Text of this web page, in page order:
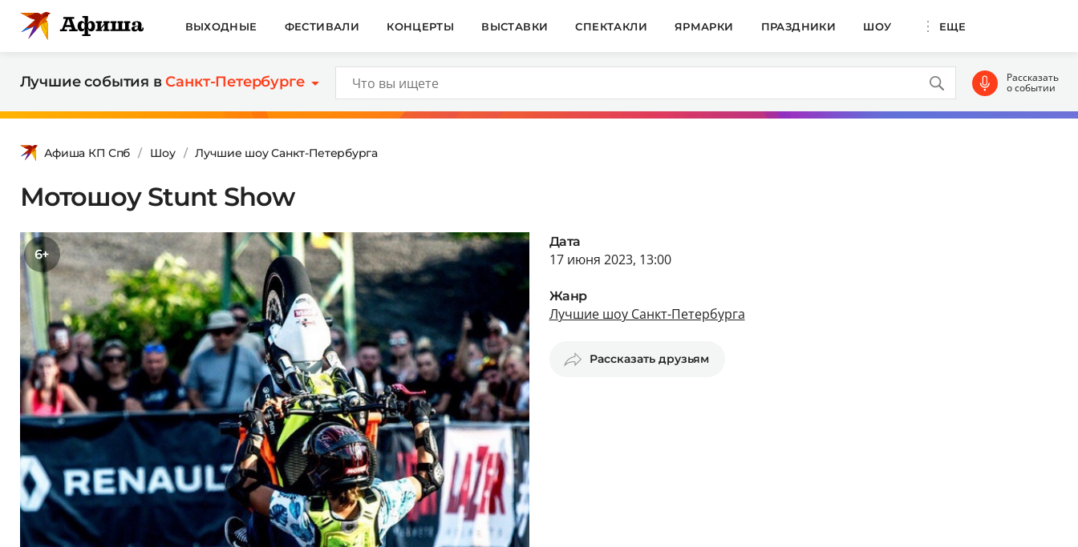
ВЫХОДНЫЕ ФЕСТИВАЛИ КОНЦЕРТЫ ВЫСТАВКИ СПЕКТАКЛИ ЯРМАРКИ ПРАЗДНИКИ ШОУ ЕЩЕ
Лучшие события вСанкт-Петербурге Рассказать
о событии
Афиша КП Спб Шоу Лучшие шоу Санкт-Петербурга
Мотошоу Stunt Show
6+
Дата
17 июня 2023, 13:00
Жанр
Лучшие шоу Санкт-Петербурга
Рассказать друзьям